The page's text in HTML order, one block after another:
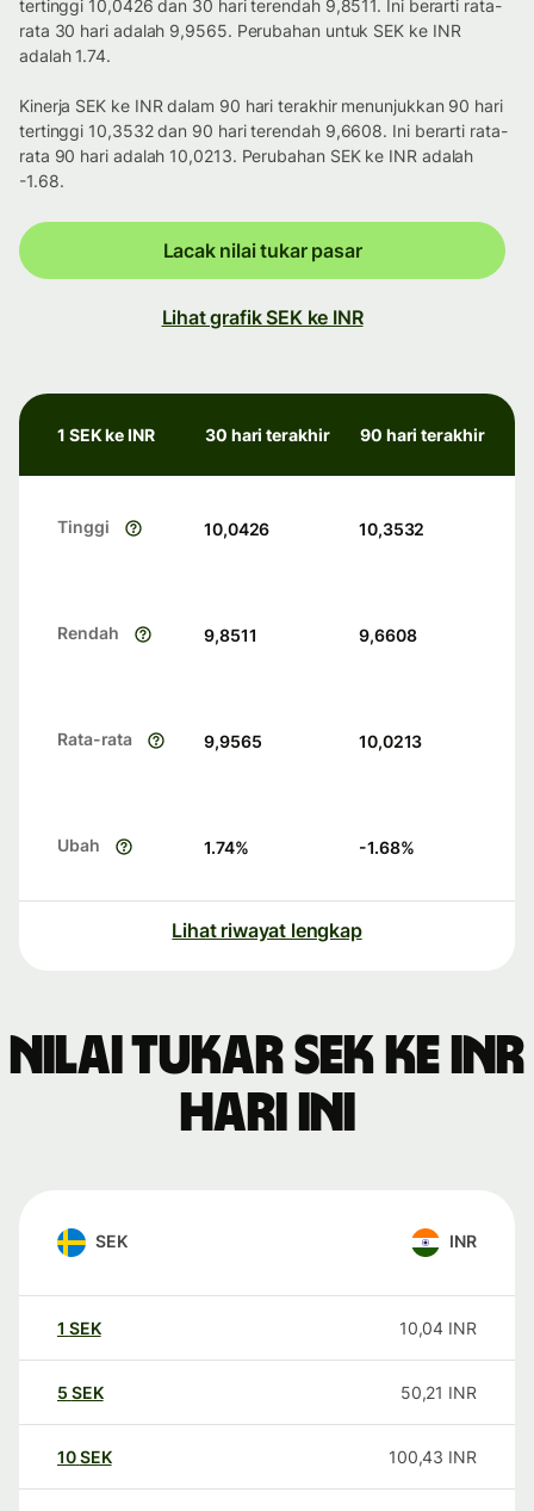
tertinggi 10,0426 dan 30 hari terendah 9,8511. Ini berarti rata-
rata 30 hari adalah 9,9565. Perubahan untuk SEK ke INR
adalah 1.74.
Kinerja SEK ke INR dalam 90 hari terakhir menunjukkan 90 hari
tertinggi 10,3532 dan 90 hari terendah 9,6608. Ini berarti rata-
rata 90 hari adalah 10,0213. Perubahan SEK ke INR adalah
-1.68.
Lacak nilai tukar pasar
Lihat grafik SEK ke INR
1 SEK ke INR 30 hari terakhir 90 hari terakhir
Tinggi 10,0426 10,3532
Rendah 9,8511 9,6608
Rata-rata 9,9565 10,0213
Ubah 1.74% -1.68%
Lihat riwayat lengkap
Nilai tukar SEK ke INR
hari ini
SEK INR
1 SEK 10,04 INR
5 SEK 50,21 INR
10SEK 100,43 INR